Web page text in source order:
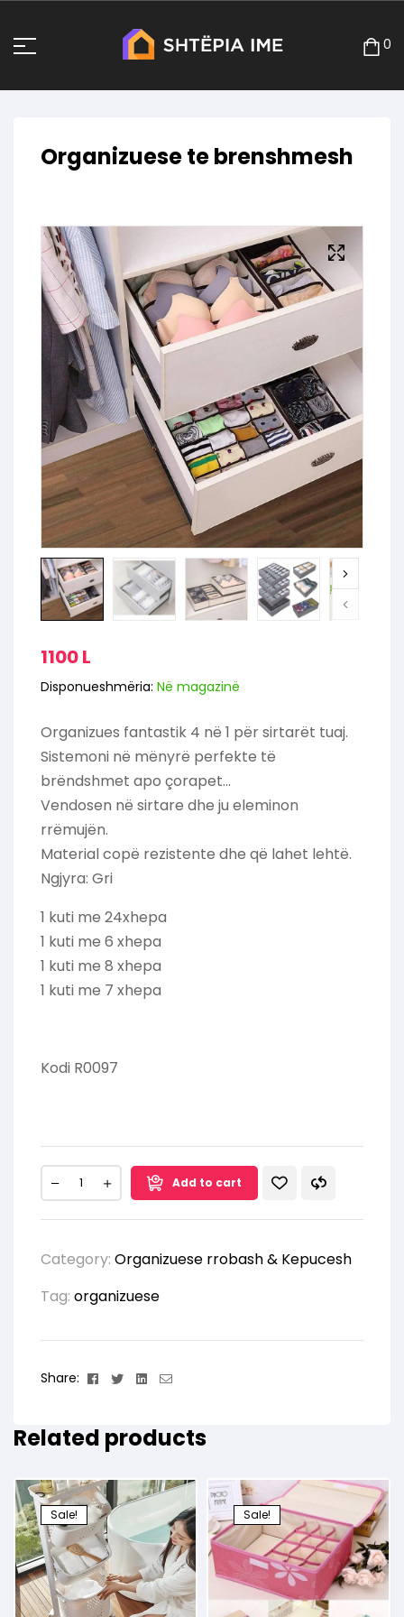
0
Organizuese te brenshmesh
1100L
Disponueshmëria: Në magazinë
Organizues fantastik 4 në 1 për sirtarët tuaj.
Sistemoni në mënyrë perfekte të
brëndshmet apo çorapet…
Vendosen në sirtare dhe ju eleminon
rrëmujën.
Material copë rezistente dhe që lahet lehtë.
Ngjyra: Gri
1 kuti me 24xhepa
1 kuti me 6 xhepa
1 kuti me 8 xhepa
1 kuti me 7 xhepa
Kodi R0097
Add to cart
Category: Organizuese rrobash & Kepucesh
Tag: organizuese
Share: Facebook
TwitterLinkedin
Email
Related products
Sale! Sale!